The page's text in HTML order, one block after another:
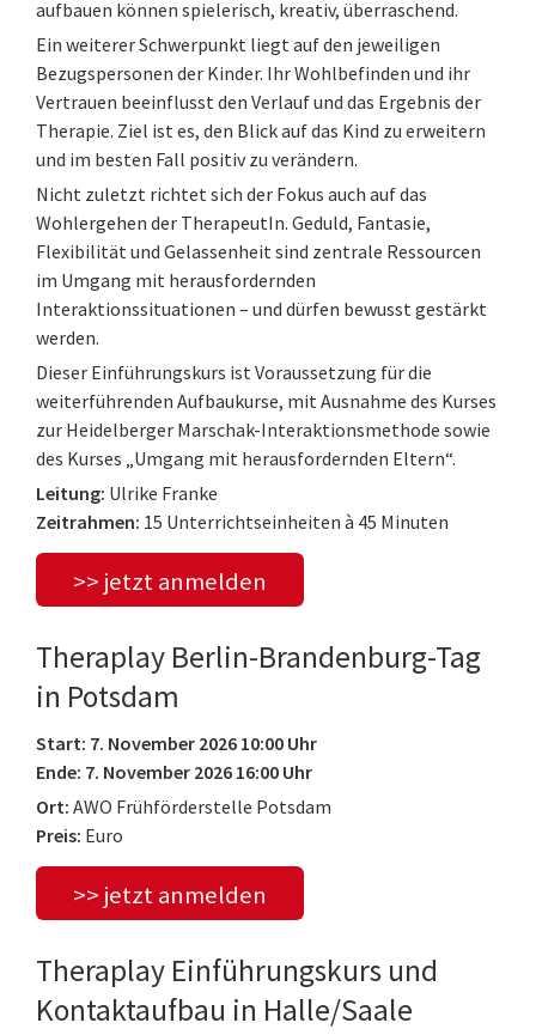
aufbauen können spielerisch, kreativ, überraschend.
Ein weiterer Schwerpunkt liegt auf den jeweiligen
Bezugspersonen der Kinder. Ihr Wohlbefinden und ihr
Vertrauen beeinflusst den Verlauf und das Ergebnis der
Therapie. Ziel ist es, den Blick auf das Kind zu erweitern
und im besten Fall positiv zu verändern.
Nicht zuletzt richtet sich der Fokus auch auf das
Wohlergehen der TherapeutIn. Geduld, Fantasie,
Flexibilität und Gelassenheit sind zentrale Ressourcen
im Umgang mit herausfordernden
Interaktionssituationen – und dürfen bewusst gestärkt
werden.
Dieser Einführungskurs ist Voraussetzung für die
weiterführenden Aufbaukurse, mit Ausnahme des Kurses
zur Heidelberger Marschak-Interaktionsmethode sowie
des Kurses „Umgang mit herausfordernden Eltern“.
Leitung: Ulrike Franke
Zeitrahmen: 15 Unterrichtseinheiten à 45 Minuten
>> jetzt anmelden
Theraplay Berlin-Brandenburg-Tag
in Potsdam
Start: 7. November 2026 10:00 Uhr
Ende: 7. November 2026 16:00 Uhr
Ort: AWO Frühförderstelle Potsdam
Preis: Euro
>> jetzt anmelden
Theraplay Einführungskurs und
Kontaktaufbau in Halle/Saale